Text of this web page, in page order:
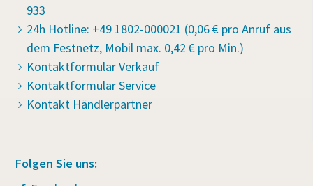
933
24h Hotline: +49 1802-000021 (0,06 € pro Anruf aus
dem Festnetz, Mobil max. 0,42 € pro Min.)
Kontaktformular Verkauf
Kontaktformular Service
Kontakt Händlerpartner
Folgen Sie uns: